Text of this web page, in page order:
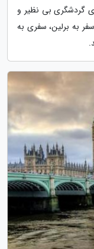
گردشگری بی نظیر و
به برلین، سفری به